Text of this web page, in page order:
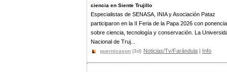
ciencia en Siente Trujillo
Especialistas de SENASA, INIA y Asociación Pataz
participaron en la II Feria de la Papa 2026 con
sobre ciencia, tecnología y conservación. La
Nacional de Truj...
guernicasun (3d) Noticias/Tv/Farándula | Info